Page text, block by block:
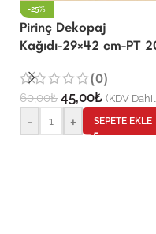
-25%
Pirinç Dekopaj
Kağıdı-29×42 cm-PT
(0)
60,00₺ 45,00₺ (KDV
- + SEPETE EKLE